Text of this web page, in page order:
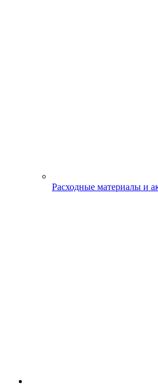
Расходные материалы и